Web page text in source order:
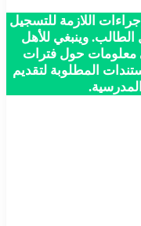
اللازمة للتسجيل
وينبغي للأهل
معلومات حول فترات
المطلوبة لتقديم